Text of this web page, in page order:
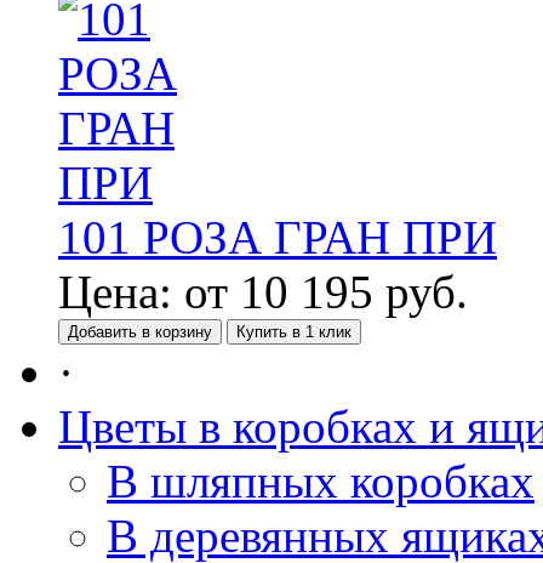
101 РОЗА ГРАН ПРИ
Цена: от 10 195 руб.
Добавить в корзину Купить в 1 клик
·
Цветы в коробках и
В шляпных коробках
В деревянных